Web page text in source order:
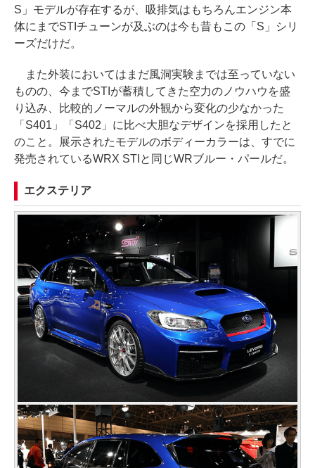
S」モデルが存在するが、吸排気はもちろんエンジン本
体にまでSTIチューンが及ぶのは今も昔もこの「S」シリ
ーズだけだ。
また外装においてはまだ風洞実験までは至っていない
ものの、今までSTIが蓄積してきた空力のノウハウを盛
り込み、比較的ノーマルの外観から変化の少なかった
「S401」「S402」に比べ大胆なデザインを採用したと
のこと。展示されたモデルのボディーカラーは、すでに
発売されているWRX STIと同じWRブルー・パールだ。
エクステリア